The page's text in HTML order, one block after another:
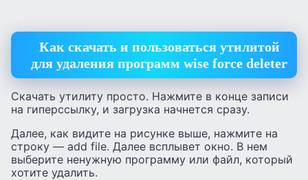
Как скачать и пользоваться утилитой
для удаления программ wise force deleter
Скачать утилиту просто. Нажмите в конце записи
на гиперссылку, и загрузка начнется сразу.
Далее, как видите на рисунке выше, нажмите на
строку — add file. Далее всплывет окно. В нем
выберите ненужную программу или файл, который
хотите удалить.